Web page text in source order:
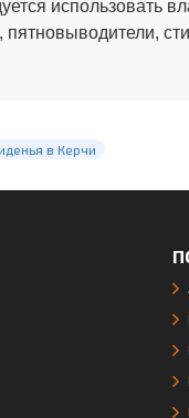
использовать
в Керчи